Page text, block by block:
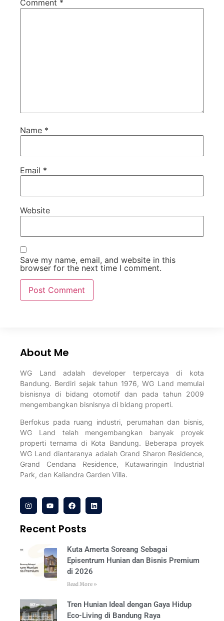
Comment *
Name *
Email *
Website
Save my name, email, and website in this
browser for the next time I comment.
About Me
WG Land adalah developer terpercaya di kota
Bandung. Berdiri sejak tahun 1976, WG Land memulai
bisnisnya di bidang otomotif dan pada tahun 2009
mengembangkan bisnisnya di bidang properti.
Berfokus pada ruang industri, perumahan dan bisnis,
WG Land telah mengembangkan banyak proyek
properti ternama di Kota Bandung. Beberapa proyek
WG Land diantaranya adalah Grand Sharon Residence,
Grand Cendana Residence, Kutawaringin Industrial
Park, dan Kaliandra Garden Villa.
Recent Posts
Kuta Amerta Soreang Sebagai
Episentrum Hunian dan Bisnis Premium
di 2026
Read More »
Tren Hunian Ideal dengan Gaya Hidup
Eco-Living di Bandung Raya